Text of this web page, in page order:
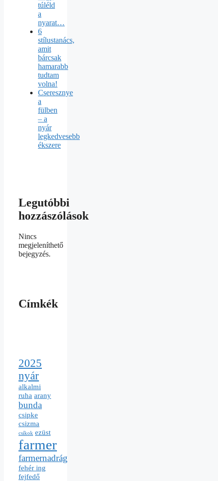
túléld
a
nyarat…
6
stílustanács,
amit
bárcsak
hamarabb
tudtam
volna!
Cseresznye
a
fülben
– a
nyár
legkedvesebb
ékszere
Legutóbbi
hozzászólások
Nincs
megjeleníthető
bejegyzés.
Címkék
2025
nyár
alkalmi
ruha arany
bunda
csipke
csizma
csíkok ezüst
farmer
farmernadrág
fehér ing
fejfedő